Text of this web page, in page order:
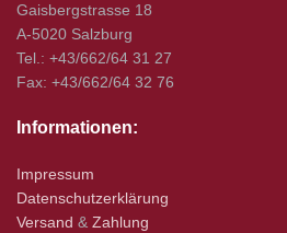
Gaisbergstrasse 18
A-5020 Salzburg
Tel.: +43/662/64 31 27
Fax: +43/662/64 32 76
Informationen:
Impressum
Datenschutzerklärung
Versand & Zahlung